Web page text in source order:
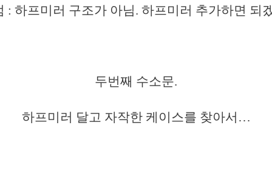
: 하프미러 구조가 아님. 하프미러 추가하면 되
두번째 수소문.
하프미러 달고 자작한 케이스를 찾아서…